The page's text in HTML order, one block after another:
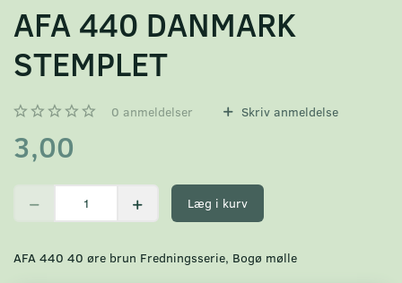
AFA 440 DANMARK
STEMPLET
0 anmeldelser Skriv anmeldelse
3,00
Læg i kurv
AFA 440 40 øre brun Fredningsserie, Bogø mølle